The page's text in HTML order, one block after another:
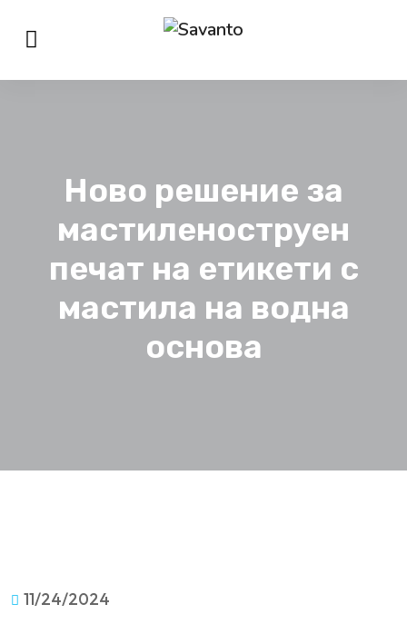
Ново решение за
мастиленоструен
печат на етикети с
мастила на водна
основа
11/24/2024